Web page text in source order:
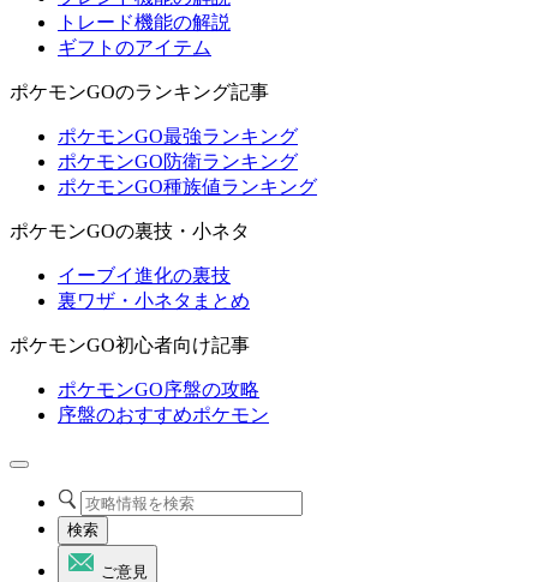
トレード機能の解説
ギフトのアイテム
ポケモンGOのランキング記事
ポケモンGO最強ランキング
ポケモンGO防衛ランキング
ポケモンGO種族値ランキング
ポケモンGOの裏技・小ネタ
イーブイ進化の裏技
裏ワザ・小ネタまとめ
ポケモンGO初心者向け記事
ポケモンGO序盤の攻略
序盤のおすすめポケモン
検索
ご意見